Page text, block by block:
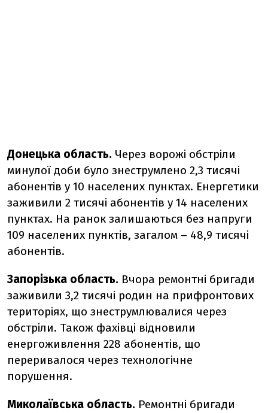
Донецька область. Через ворожі обстріли
минулої доби було знеструмлено 2,3 тисячі
абонентів у 10 населених пунктах. Енергетики
заживили 2 тисячі абонентів у 14 населених
пунктах. На ранок залишаються без напруги
109 населених пунктів, загалом – 48,9 тисячі
абонентів.
Запорізька область. Вчора ремонтні бригади
заживили 3,2 тисячі родин на прифронтових
територіях, що знеструмлювалися через
обстріли. Також фахівці відновили
енергоживлення 228 абонентів, що
переривалося через технологічне
порушення.
Миколаївська область. Ремонтні бригади